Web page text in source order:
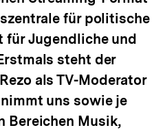
für politische
Jugendliche und
steht der
als TV-Moderator
uns sowie je
Bereichen Musik,